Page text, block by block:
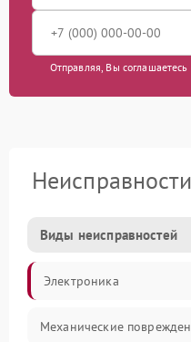
Отправляя, Вы соглашаетесь
Виды неисправностей
Электроника
Механические